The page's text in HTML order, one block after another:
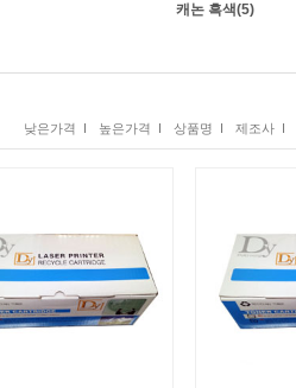
캐논 흑색(5)
낮은가격 I 높은가격 I 상품명 I 제조사 I